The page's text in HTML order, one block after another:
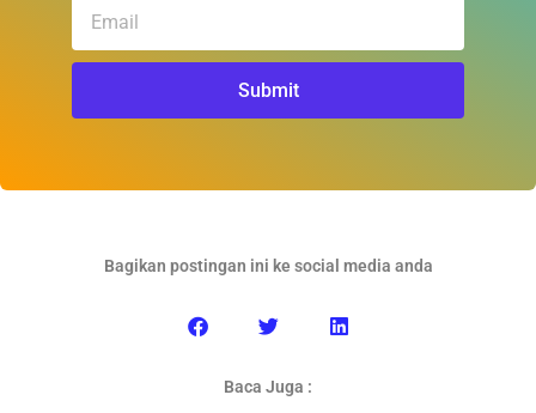
Submit
Bagikan postingan ini ke social media anda
Baca Juga :